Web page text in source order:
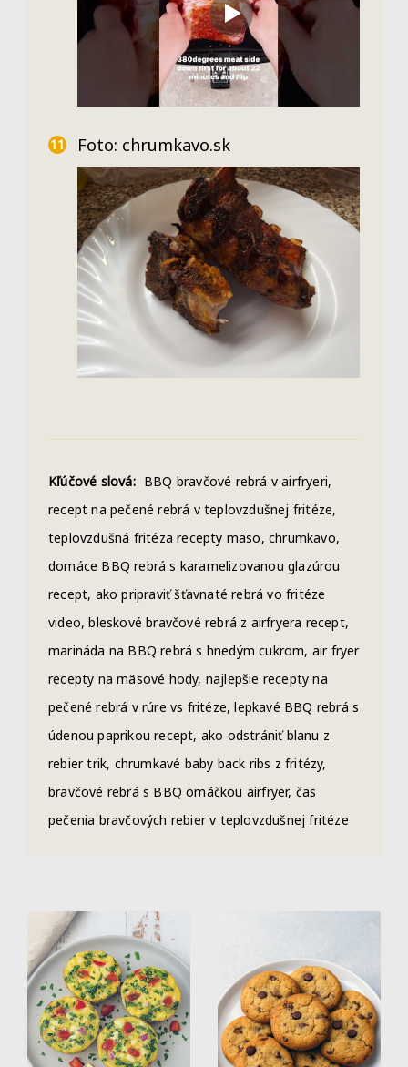
Foto: chrumkavo.sk
Kľúčové slová: BBQ bravčové rebrá v airfryeri,
recept na pečené rebrá v teplovzdušnej fritéze,
teplovzdušná fritéza recepty mäso, chrumkavo,
domáce BBQ rebrá s karamelizovanou glazúrou
recept, ako pripraviť šťavnaté rebrá vo fritéze
video, bleskové bravčové rebrá z airfryera recept,
marináda na BBQ rebrá s hnedým cukrom, air fryer
recepty na mäsové hody, najlepšie recepty na
pečené rebrá v rúre vs fritéze, lepkavé BBQ rebrá s
údenou paprikou recept, ako odstrániť blanu z
rebier trik, chrumkavé baby back ribs z fritézy,
bravčové rebrá s BBQ omáčkou airfryer, čas
pečenia bravčových rebier v teplovzdušnej fritéze